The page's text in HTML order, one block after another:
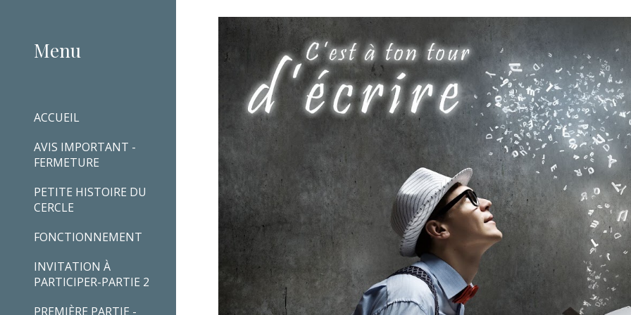
Skip to main content
Menu
ACCUEIL
AVIS IMPORTANT -
FERMETURE
PETITE HISTOIRE DU
CERCLE
FONCTIONNEMENT
INVITATION À
PARTICIPER-PARTIE 2
PREMIÈRE PARTIE -